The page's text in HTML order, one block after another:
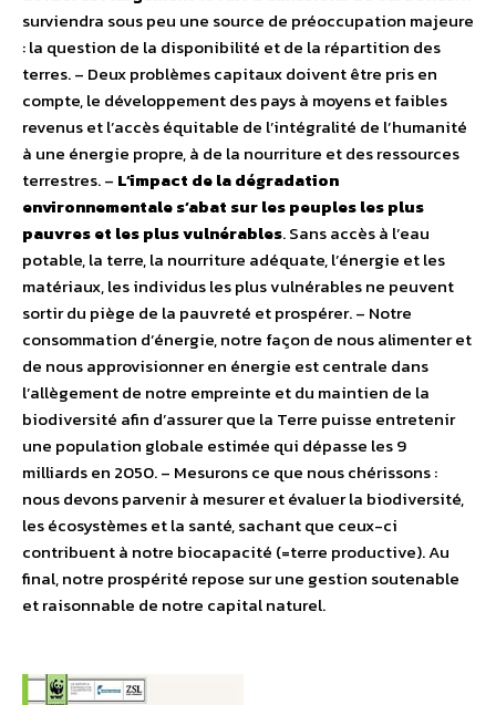
surviendra sous peu une source de préoccupation majeure
: la question de la disponibilité et de la répartition des
terres. – Deux problèmes capitaux doivent être pris en
compte, le développement des pays à moyens et faibles
revenus et l’accès équitable de l’intégralité de l’humanité
à une énergie propre, à de la nourriture et des ressources
terrestres. – L’impact de la dégradation
environnementale s’abat sur les peuples les plus
pauvres et les plus vulnérables. Sans accès à l’eau
potable, la terre, la nourriture adéquate, l’énergie et les
matériaux, les individus les plus vulnérables ne peuvent
sortir du piège de la pauvreté et prospérer. – Notre
consommation d’énergie, notre façon de nous alimenter et
de nous approvisionner en énergie est centrale dans
l’allègement de notre empreinte et du maintien de la
biodiversité afin d’assurer que la Terre puisse entretenir
une population globale estimée qui dépasse les 9
milliards en 2050. – Mesurons ce que nous chérissons :
nous devons parvenir à mesurer et évaluer la biodiversité,
les écosystèmes et la santé, sachant que ceux-ci
contribuent à notre biocapacité (=terre productive). Au
final, notre prospérité repose sur une gestion soutenable
et raisonnable de notre capital naturel.